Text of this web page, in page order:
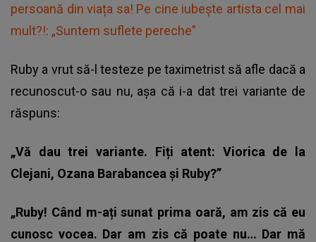
persoană din viața sa! Pe cine iubește artista cel mai
mult?!: „Suntem suflete pereche”
Ruby a vrut să-l testeze pe taximetrist să afle dacă a
recunoscut-o sau nu, așa că i-a dat trei variante de
răspuns:
„Vă dau trei variante. Fiți atent: Viorica de la
Clejani, Ozana Barabancea și Ruby?”
„Ruby! Când m-ați sunat prima oară, am zis că eu
cunosc vocea. Dar am zis că poate nu… Dar mă